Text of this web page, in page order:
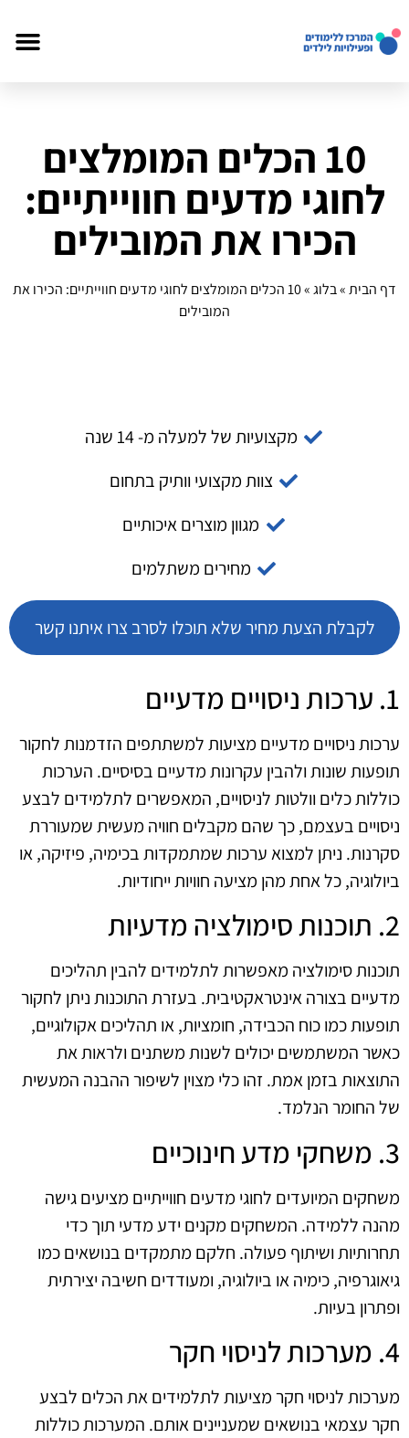
10 הכלים המומלצים
לחוגי מדעים חווייתיים:
הכירו את המובילים
דף הבית»בלוג»
10 הכלים המומלצים לחוגי מדעים חווייתיים: הכירו את
המובילים
מקצועיות של למעלה מ- 14 שנה
צוות מקצועי וותיק בתחום
מגוון מוצרים איכותיים
מחירים משתלמים
לקבלת הצעת מחיר שלא תוכלו לסרב צרו איתנו קשר
1. ערכות ניסויים מדעיים
ערכות ניסויים מדעיים מציעות למשתתפים הזדמנות לחקור
תופעות שונות ולהבין עקרונות מדעיים בסיסיים. הערכות
כוללות כלים וולטות לניסויים, המאפשרים לתלמידים לבצע
ניסויים בעצמם, כך שהם מקבלים חוויה מעשית שמעוררת
סקרנות. ניתן למצוא ערכות שמתמקדות בכימיה, פיזיקה, או
ביולוגיה, כל אחת מהן מציעה חוויות ייחודיות.
2. תוכנות סימולציה מדעיות
תוכנות סימולציה מאפשרות לתלמידים להבין תהליכים
מדעיים בצורה אינטראקטיבית. בעזרת התוכנות ניתן לחקור
תופעות כמו כוח הכבידה, חומציות, או תהליכים אקולוגיים,
כאשר המשתמשים יכולים לשנות משתנים ולראות את
התוצאות בזמן אמת. זהו כלי מצוין לשיפור ההבנה המעשית
של החומר הנלמד.
3. משחקי מדע חינוכיים
משחקים המיועדים לחוגי מדעים חווייתיים מציעים גישה
מהנה ללמידה. המשחקים מקנים ידע מדעי תוך כדי
תחרותיות ושיתוף פעולה. חלקם מתמקדים בנושאים כמו
גיאוגרפיה, כימיה או ביולוגיה, ומעודדים חשיבה יצירתית
ופתרון בעיות.
4. מערכות לניסוי חקר
מערכות לניסוי חקר מציעות לתלמידים את הכלים לבצע
חקר עצמאי בנושאים שמעניינים אותם. המערכות כוללות